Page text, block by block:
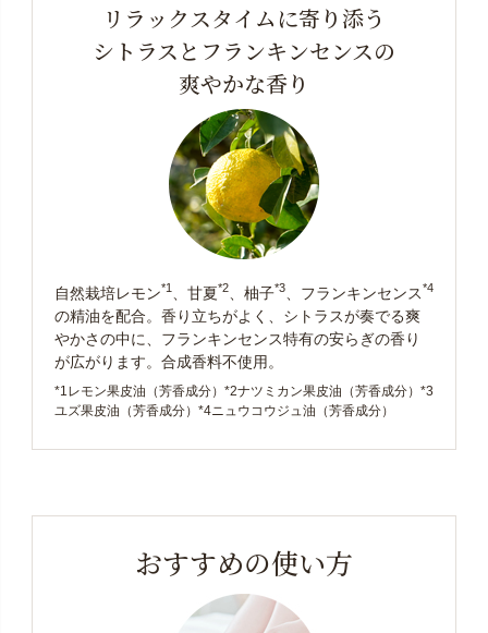
リラックスタイムに寄り添う
シトラスとフランキンセンスの
爽やかな香り
自然栽培レモン*1 、甘夏*2、柚子*3、フランキンセンス*4
の精油を配合。香り立ちがよく、シトラスが奏でる爽
やかさの中に、フランキンセンス特有の安らぎの香り
が広がります。合成香料不使用。
*1レモン果皮油（芳香成分）*2ナツミカン果皮油（芳香成分）*3
ユズ果皮油（芳香成分）*4ニュウコウジュ油（芳香成分）
おすすめの使い方